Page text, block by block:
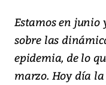
Estamos en junio
sobre las
epidemia, de lo
marzo. Hoy día